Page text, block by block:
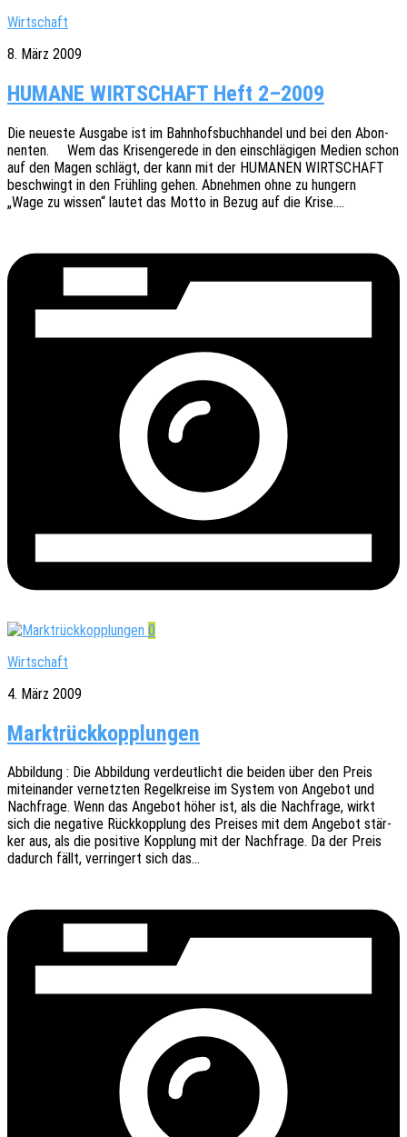
Wirtschaft
8. März 2009
HUMANE WIRTSCHAFT Heft 2–2009
Die neues­te Ausga­be ist im Bahn­hofs­buch­han­del und bei den Abon­
nen­ten. Wem das Krisen­ge­re­de in den einschlä­gi­gen Medien schon
auf den Magen schlägt, der kann mit der HUMANEN WIRTSCHAFT
beschwingt in den Früh­ling gehen. Abneh­men ohne zu hungern
„Wage zu wissen“ lautet das Motto in Bezug auf die Krise.…
0
Wirtschaft
4. März 2009
Marktrückkopplungen
Abbil­dung : Die Abbil­dung verdeut­licht die beiden über den Preis
mitein­an­der vernetz­ten Regel­krei­se im System von Ange­bot und
Nach­fra­ge. Wenn das Ange­bot höher ist, als die Nach­fra­ge, wirkt
sich die nega­ti­ve Rück­kopp­lung des Prei­ses mit dem Ange­bot stär­
ker aus, als die posi­ti­ve Kopp­lung mit der Nach­fra­ge. Da der Preis
dadurch fällt, verrin­gert sich das…